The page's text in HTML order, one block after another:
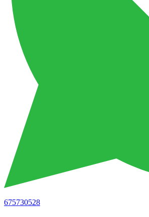
675730528